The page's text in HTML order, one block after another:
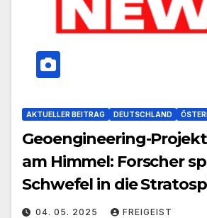
AKTUELLER BEITRAG DEUTSCHLAND
Geoengineering-Projekt
am Himmel: Forscher
Schwefel in die
04. 05. 2025 FREIGEIST